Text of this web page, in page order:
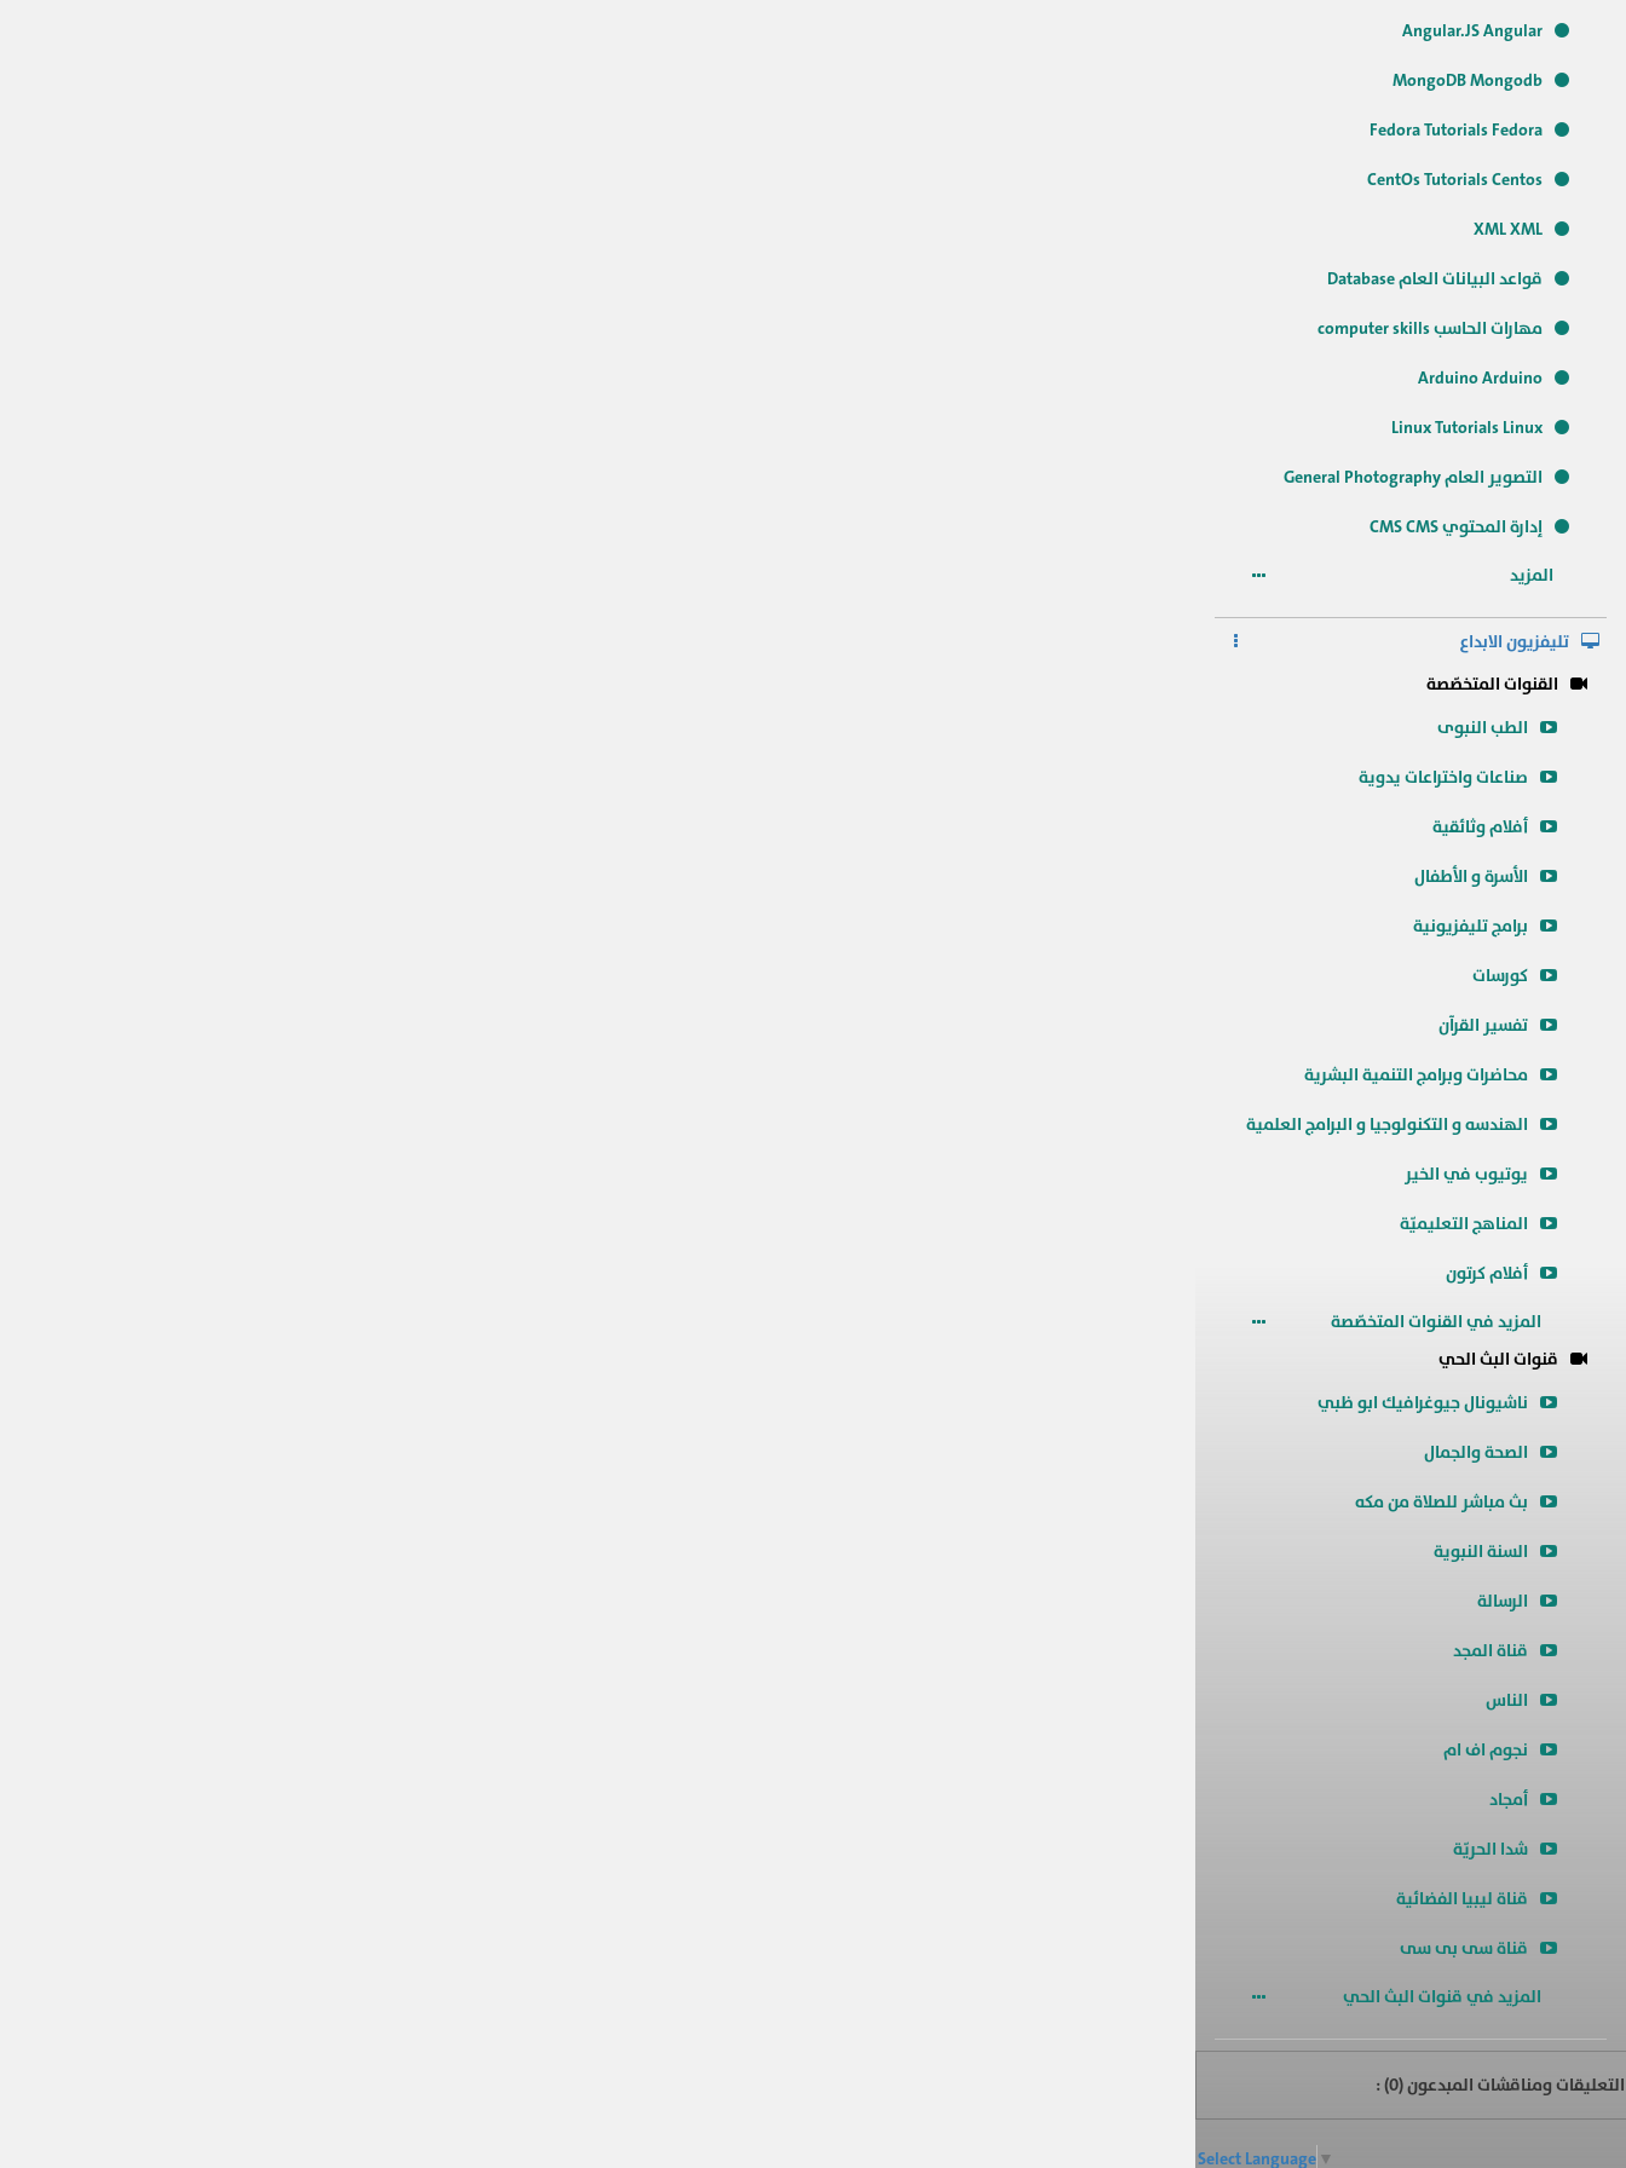
Angular.JS Angular
MongoDB Mongodb
Fedora Tutorials Fedora
CentOs Tutorials Centos
XML XML
قواعد البيانات العام Database
مهارات الحاسب computer skills
Arduino Arduino
Linux Tutorials Linux
التصوير العام General Photography
إدارة المحتوي CMS CMS
المزيد
تليفزيون الابداع
القنوات المتخصّصة
الطب النبوى
صناعات واختراعات يدوية
أفلام وثائقية
الأسرة و الأطفال
برامج تليفزيونية
كورسات
تفسير القرآن
محاضرات وبرامج التنمية البشرية
الهندسه و التكنولوجيا و البرامج العلمية
يوتيوب في الخير
المناهج التعليميّة
أفلام كرتون
المزيد في القنوات المتخصّصة
قنوات البث الحي
ناشيونال جيوغرافيك ابو ظبي
الصحة والجمال
بث مباشر للصلاة من مكه
السنة النبوية
الرسالة
قناة المجد
الناس
نجوم اف ام
أمجاد
شدا الحريّة
قناة ليبيا الفضائية
قناة سى بى سى
المزيد في قنوات البث الحي
ومناقشات المبدعون (0
) :
Select Language▼